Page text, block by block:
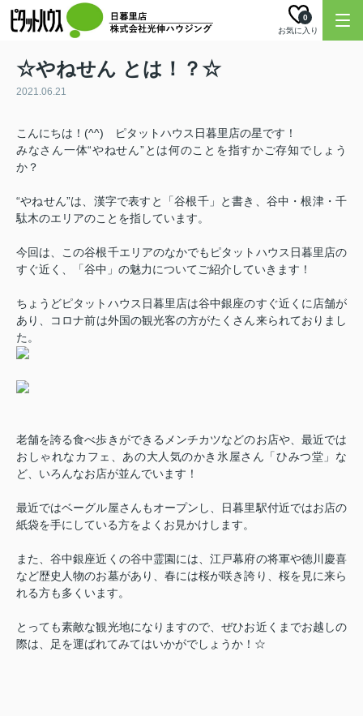
お気に入り
0
☆やねせん とは！？☆
2021.06.21
こんにちは！ (^^) ピタットハウス日暮里店の星です！
みなさん一体“やねせん”とは何のことを指すかご存知でしょう
か？
“やねせん”は、漢字で表すと「谷根千」と書き、 谷中・根津・千
駄木のエリアのことを指しています。
今回は、この谷根千エリアのなかでもピタットハウス日暮里店の
すぐ近く、
「谷中」の魅力についてご紹介していきます！
ちょうどピタットハウス日暮里店は谷中銀座のすぐ近くに店舗が
あり、
コロナ前は外国の観光客の方がたくさん来られておりまし
た。
老舗を誇る食べ歩きができるメンチカツなどのお店や、 最近では
おしゃれなカフェ、あの大人気のかき氷屋さん「ひみつ堂」な
ど、 いろんなお店が並んでいます！
最近ではベーグル屋さんもオープンし、
日暮里駅付近ではお店の
紙袋を手にしている方をよくお見かけします。
また、谷中銀座近くの谷中霊園には、江戸幕府の将軍や徳川慶喜
など歴史人物のお墓があり、 春には桜が咲き誇り、桜を見に来ら
れる方も多くいます。
とっても素敵な観光地になりますので、ぜひお近くまでお越しの
際は、足を運ばれてみてはいかがでしょうか！☆